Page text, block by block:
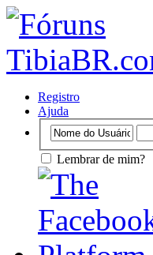
Registro
Ajuda
Lembrar de mim?